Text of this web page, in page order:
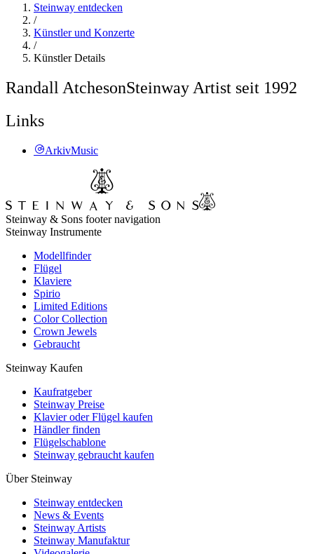
Steinway entdecken
/
Künstler und Konzerte
/
Künstler Details
Randall AtchesonSteinway Artist seit 1992
Links
ArkivMusic
Steinway & Sons footer navigation
Steinway Instrumente
Modellfinder
Flügel
Klaviere
Spirio
Limited Editions
Color Collection
Crown Jewels
Gebraucht
Steinway Kaufen
Kaufratgeber
Steinway Preise
Klavier oder Flügel kaufen
Händler finden
Flügelschablone
Steinway gebraucht kaufen
Über Steinway
Steinway entdecken
News & Events
Steinway Artists
Steinway Manufaktur